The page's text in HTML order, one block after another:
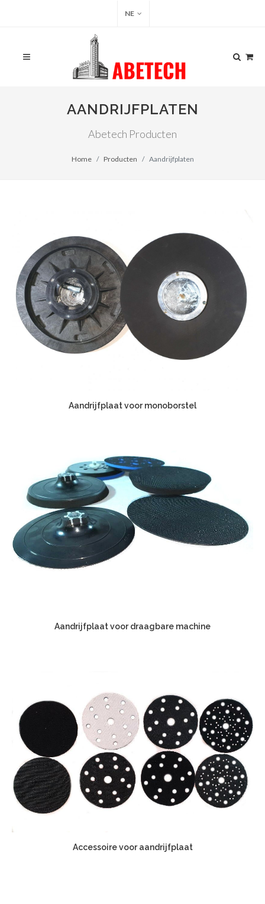
NE
AANDRIJFPLATEN
Abetech Producten
Home Producten Aandrijfplaten
Aandrijfplaat voor monoborstel
Aandrijfplaat voor draagbare machine
Accessoire voor aandrijfplaat